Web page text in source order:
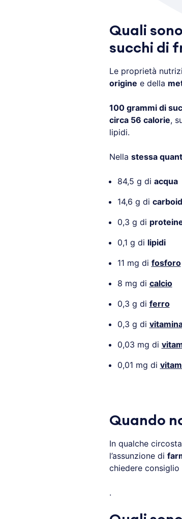
Quali
succhi di
Le proprietà
origine e della
100 grammi di
circa 56 calorie,
lipidi.
Nella stessa
84,5 g di acqua
14,6 g di
0,3 g di
0,1 g di lipidi
11 mg di fosforo
8 mg di calcio
0,3 g di ferro
0,3 g di
0,03 mg di
0,01 mg di
Quando
In qualche
l’assunzione di
chiedere
.